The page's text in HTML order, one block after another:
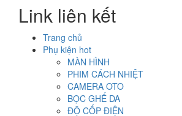
Link liên kết
Trang chủ
Phụ kiện hot
MÀN HÌNH
PHIM CÁCH NHIỆT
CAMERA OTO
BỌC GHẾ DA
ĐỘ CỐP ĐIỆN